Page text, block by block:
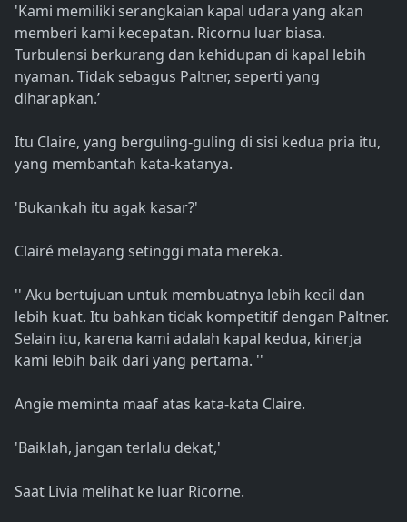
'Kami memiliki serangkaian kapal udara yang akan
memberi kami kecepatan. Ricornu luar biasa.
Turbulensi berkurang dan kehidupan di kapal lebih
nyaman. Tidak sebagus Paltner, seperti yang
diharapkan.’
Itu Claire, yang berguling-guling di sisi kedua pria itu,
yang membantah kata-katanya.
'Bukankah itu agak kasar?'
Clairé melayang setinggi mata mereka.
'' Aku bertujuan untuk membuatnya lebih kecil dan
lebih kuat. Itu bahkan tidak kompetitif dengan Paltner.
Selain itu, karena kami adalah kapal kedua, kinerja
kami lebih baik dari yang pertama. ''
Angie meminta maaf atas kata-kata Claire.
'Baiklah, jangan terlalu dekat,'
Saat Livia melihat ke luar Ricorne.